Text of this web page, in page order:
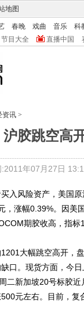
地图
春晚 戏曲 音乐 科
节目大全 直播中国
资讯 >
沪胶跳空高
:2011年07月27日
风险资产，美国原
，涨幅0.39%。因美
期胶收高，指标
大幅跳空高开，盘
口。现货方面，今
二新加坡20号标胶
元左右。目前，